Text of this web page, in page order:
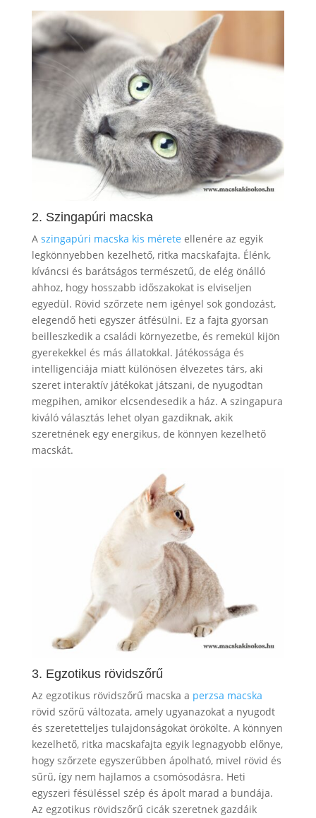
2. Szingapúri macska
A szingapúri macska kis mérete ellenére az egyik
legkönnyebben kezelhető, ritka macskafajta. Élénk,
kíváncsi és barátságos természetű, de elég önálló
ahhoz, hogy hosszabb időszakokat is elviseljen
egyedül. Rövid szőrzete nem igényel sok gondozást,
elegendő heti egyszer átfésülni. Ez a fajta gyorsan
beilleszkedik a családi környezetbe, és remekül kijön
gyerekekkel és más állatokkal. Játékossága és
intelligenciája miatt különösen élvezetes társ, aki
szeret interaktív játékokat játszani, de nyugodtan
megpihen, amikor elcsendesedik a ház. A szingapura
kiváló választás lehet olyan gazdiknak, akik
szeretnének egy energikus, de könnyen kezelhető
macskát.
3. Egzotikus rövidszőrű
Az egzotikus rövidszőrű macska a perzsa macska
rövid szőrű változata, amely ugyanazokat a nyugodt
és szeretetteljes tulajdonságokat örökölte. A könnyen
kezelhető, ritka macskafajta egyik legnagyobb előnye,
hogy szőrzete egyszerűbben ápolható, mivel rövid és
sűrű, így nem hajlamos a csomósodásra. Heti
egyszeri fésüléssel szép és ápolt marad a bundája.
Az egzotikus rövidszőrű cicák szeretnek gazdáik